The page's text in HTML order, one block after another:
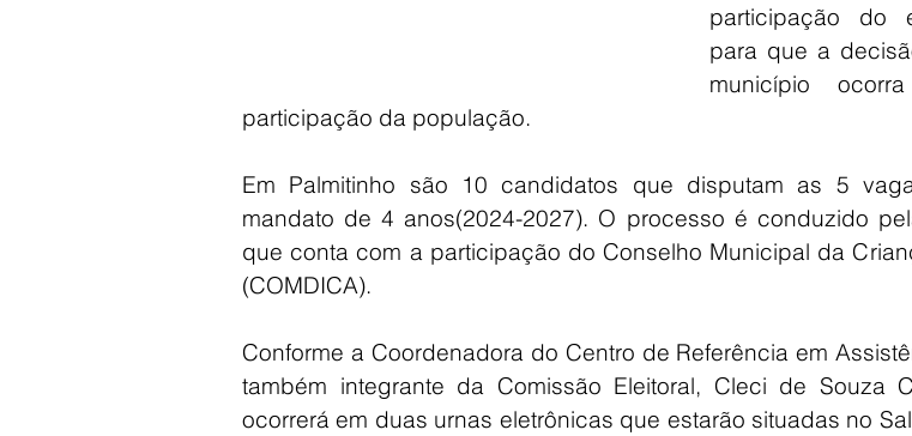
participação do
para que a
município
participação da população.
Em Palmitinho são 10 candidatos que disputam as 5
mandato de 4 anos(2024-2027). O processo é conduzido
que conta com a participação do Conselho Municipal da
(COMDICA).
Conforme a Coordenadora do Centro de Referência em
também integrante da Comissão Eleitoral, Cleci de Souza
ocorrerá em duas urnas eletrônicas que estarão situadas no